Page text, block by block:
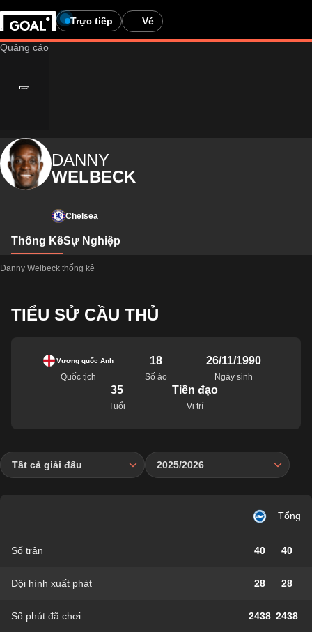
Trực tiếp Vé
DANNY
WELBECK
Chelsea
Thống KêSự Nghiệp
Danny Welbeck thống kê
TIỂU SỬ CẦU THỦ
Vương quốc Anh
Quốc tịch
18
Số áo
26/11/1990
Ngày sinh
35
Tuổi
Tiền đạo
Vị trí
Tất cả giải đấu 2025/2026
Tổng
Số trận 40 40
Đội hình xuất phát 28 28
Số phút đã chơi 2438 2438